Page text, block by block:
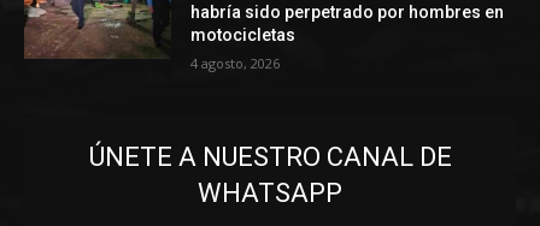
habría sido perpetrado por hombres en
motocicletas
4 agosto, 2026
ÚNETE A NUESTRO CANAL DE
WHATSAPP